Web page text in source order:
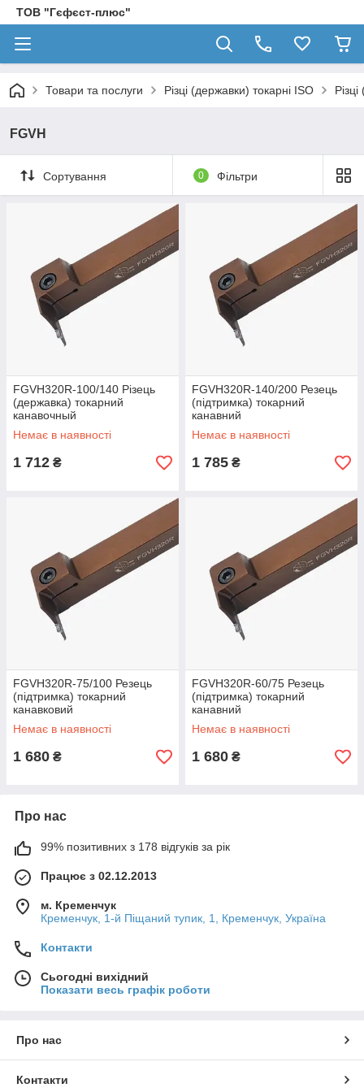
ТОВ "Гєфєст-плюс"
Товари та послуги Різці (державки) токарні ISO
FGVH
Сортування 0 Фільтри
FGVH320R-100/140 Різець
(державка) токарний
канавочный
Немає в наявності
1 712 ₴
FGVH320R-140/200 Резець
(підтримка) токарний
канавний
Немає в наявності
1 785 ₴
FGVH320R-75/100 Резець
(підтримка) токарний
канавковий
Немає в наявності
1 680 ₴
FGVH320R-60/75 Резець
(підтримка) токарний
канавний
Немає в наявності
1 680 ₴
Про нас
99% позитивних з 178 відгуків за рік
Працює з 02.12.2013
м. Кременчук
Кременчук, 1-й Піщаний тупик, 1, Кременчук, Україна
Контакти
Сьогодні вихідний
Показати весь графік роботи
Про нас
Контакти